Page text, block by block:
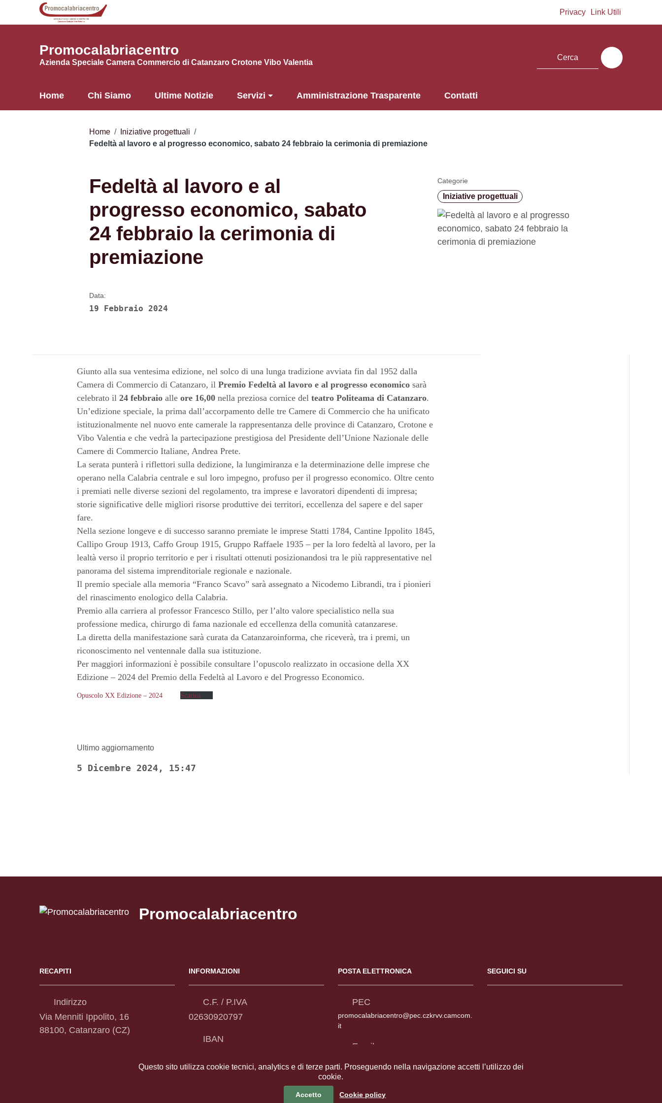
Questo sito utilizza cookie tecnici, analytics e di terze parti. Proseguendo nella navigazione accetti l’utilizzo dei
cookie.
Accetto Cookie policy
Vai ai contenuti
Vai al menu di navigazione
Privacy Link Utili
Promocalabriacentro
Azienda Speciale Camera Commercio di Catanzaro Crotone Vibo Valentia
Home Chi Siamo Ultime Notizie Servizi Amministrazione Trasparente Contatti
Home / Iniziative progettuali /
Fedeltà al lavoro e al progresso economico, sabato 24 febbraio la cerimonia di premiazione
Fedeltà al lavoro e al
progresso economico, sabato
24 febbraio la cerimonia di
premiazione
Categorie
Iniziative progettuali
Data:
19 Febbraio 2024
Giunto alla sua ventesima edizione, nel solco di una lunga tradizione avviata fin dal 1952 dalla
Camera di Commercio di Catanzaro, il Premio Fedeltà al lavoro e al progresso economicosarà
celebrato il 24 febbraioalle ore 16,00nella preziosa cornice del teatro Politeama di Catanzaro.
Un’edizione speciale, la prima dall’accorpamento delle tre Camere di Commercio che ha unificato
istituzionalmente nel nuovo ente camerale la rappresentanza delle province di Catanzaro, Crotone e
Vibo Valentia e che vedrà la partecipazione prestigiosa del Presidente dell’Unione Nazionale delle
Camere di Commercio Italiane, Andrea Prete.
La serata punterà i riflettori sulla dedizione, la lungimiranza e la determinazione delle imprese che
operano nella Calabria centrale e sul loro impegno, profuso per il progresso economico. Oltre cento
i premiati nelle diverse sezioni del regolamento, tra imprese e lavoratori dipendenti di impresa;
storie significative delle migliori risorse produttive dei territori, eccellenza del sapere e del saper
fare.
Nella sezione longeve e di successo saranno premiate le imprese Statti 1784, Cantine Ippolito 1845,
Callipo Group 1913, Caffo Group 1915, Gruppo Raffaele 1935 – per la loro fedeltà al lavoro, per la
lealtà verso il proprio territorio e per i risultati ottenuti posizionandosi tra le più rappresentative nel
panorama del sistema imprenditoriale regionale e nazionale.
Il premio speciale alla memoria “Franco Scavo” sarà assegnato a Nicodemo Librandi, tra i pionieri
del rinascimento enologico della Calabria.
Premio alla carriera al professor Francesco Stillo, per l’alto valore specialistico nella sua
professione medica, chirurgo di fama nazionale ed eccellenza della comunità catanzarese.
La diretta della manifestazione sarà curata da Catanzaroinforma, che riceverà, tra i premi, un
riconoscimento nel ventennale dalla sua istituzione.
Per maggiori informazioni è possibile consultare l’opuscolo realizzato in occasione della XX
Edizione – 2024 del Premio della Fedeltà al Lavoro e del Progresso Economico.
Opuscolo XX Edizione – 2024 Scarica
Ultimo aggiornamento
5 Dicembre 2024, 15:47
Promocalabriacentro
RECAPITI
Indirizzo
Via Menniti Ippolito, 16
88100, Catanzaro (CZ)
INFORMAZIONI
C.F. / P.IVA
02630920797
IBAN
POSTA ELETTRONICA
PEC
promocalabriacentro@pec.czkrvv.camcom.
it
Email
SEGUICI SU